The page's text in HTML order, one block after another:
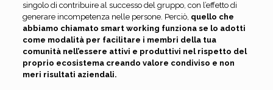
singolo di contribuire al successo del gruppo, con l’effetto di
generare incompetenza nelle persone. Perciò, quello che
abbiamo chiamato smart working funziona se lo adotti
come modalità per facilitare i membri della tua
comunità nell’essere attivi e produttivi nel rispetto del
proprio ecosistema creando valore condiviso e non
meri risultati aziendali.